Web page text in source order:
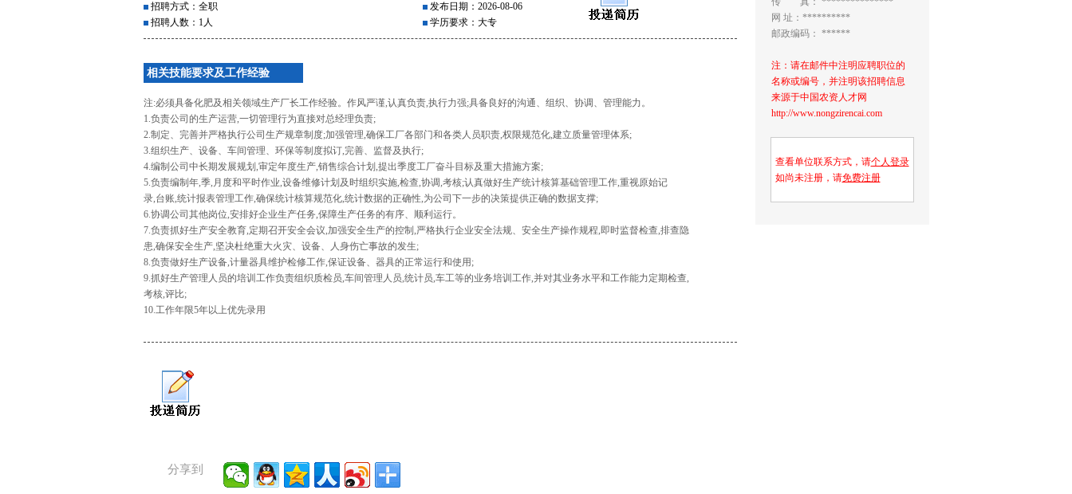
招聘方式：全职
招聘人数：1人
发布日期：2026-08-06
学历要求：大专
相关技能要求及工作经验
注:必须具备化肥及相关领域生产厂长工作经验。作风严谨,认真负责,执行力强;具备良好的沟通、组织、协调、管理能力。
1.负责公司的生产运营,一切管理行为直接对总经理负责;
2.制定、完善并严格执行公司生产规章制度;加强管理,确保工厂各部门和各类人员职责,权限规范化,建立质量管理体系;
3.组织生产、设备、车间管理、环保等制度拟订,完善、监督及执行;
4.编制公司中长期发展规划,审定年度生产,销售综合计划,提出季度工厂奋斗目标及重大措施方案;
5.负责编制年,季,月度和平时作业,设备维修计划及时组织实施,检查,协调,考核;认真做好生产统计核算基础管理工作,重视原始记
录,台账,统计报表管理工作,确保统计核算规范化,统计数据的正确性,为公司下一步的决策提供正确的数据支撑;
6.协调公司其他岗位,安排好企业生产任务,保障生产任务的有序、顺利运行。
7.负责抓好生产安全教育,定期召开安全会议,加强安全生产的控制,严格执行企业安全法规、安全生产操作规程,即时监督检查,排查隐
患,确保安全生产,坚决杜绝重大火灾、设备、人身伤亡事故的发生;
8.负责做好生产设备,计量器具维护检修工作,保证设备、器具的正常运行和使用;
9.抓好生产管理人员的培训工作负责组织质检员,车间管理人员,统计员,车工等的业务培训工作,并对其业务水平和工作能力定期检查,
考核,评比;
10.工作年限5年以上优先录用
分享到
网 址：**********
邮政编码： ******
注：请在邮件中注明应聘职位的
名称或编号，并注明该招聘信息
来源于中国农资人才网
http://www.nongzirencai.com
查看单位联系方式，请个人登录
如尚未注册，请免费注册